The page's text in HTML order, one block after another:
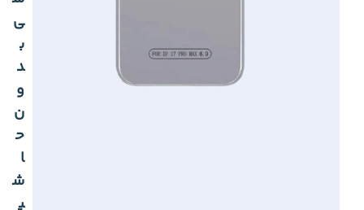
ی
ب
د
و
ن
ح
ا
ش
ی